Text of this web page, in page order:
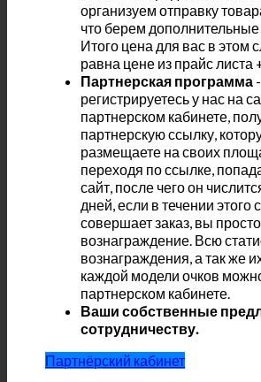
организуем отправку
что берем
Итого цена для вас в этом
равна цене из прайс листа
Партнерская программа
регистрируетесь у нас на
партнерском кабинете,
партнерскую ссылку,
размещаете на своих
переходя по ссылке,
сайт, после чего он
дней, если в течении этого
совершает заказ, вы
вознаграждение. Всю
вознаграждения, а так же
каждой модели очков
партнерском кабинете.
Ваши собственные
сотрудничеству.
Партнёрский кабинет